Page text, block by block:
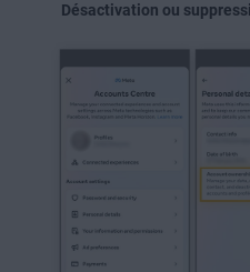
Désactivation ou